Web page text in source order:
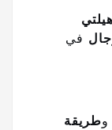
في
وطريقة